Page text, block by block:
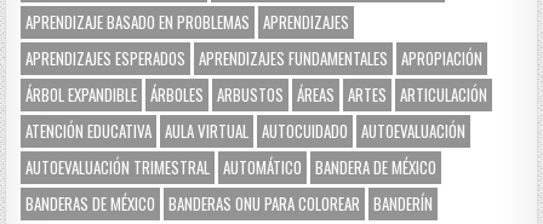
APRENDIZAJE BASADO EN PROBLEMAS
APRENDIZAJES
APRENDIZAJES ESPERADOS
APRENDIZAJES FUNDAMENTALES
APROPIACIÓN
ÁRBOL EXPANDIBLE ÁRBOLES ARBUSTOS ÁREAS ARTES
ARTICULACIÓN
ATENCIÓN EDUCATIVA AULA VIRTUAL AUTOCUIDADO
AUTOEVALUACIÓN
AUTOEVALUACIÓN TRIMESTRAL AUTOMÁTICO
BANDERA DE MÉXICO
BANDERAS DE MÉXICO
BANDERAS ONU PARA COLOREAR
BANDERÍN